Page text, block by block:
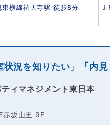
東横線祐天寺駅 徒歩8分
状況を知りたい」「内
ィマネジメント東日本
赤坂山王 9F